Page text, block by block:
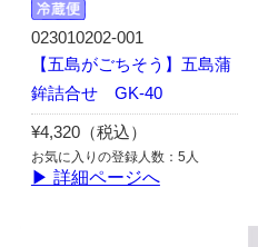
023010202-001
【五島がごちそう】五島蒲
鉾詰合せ GK-40
¥4,320（税込）
お気に入りの登録人数：5人
▶ 詳細ページへ